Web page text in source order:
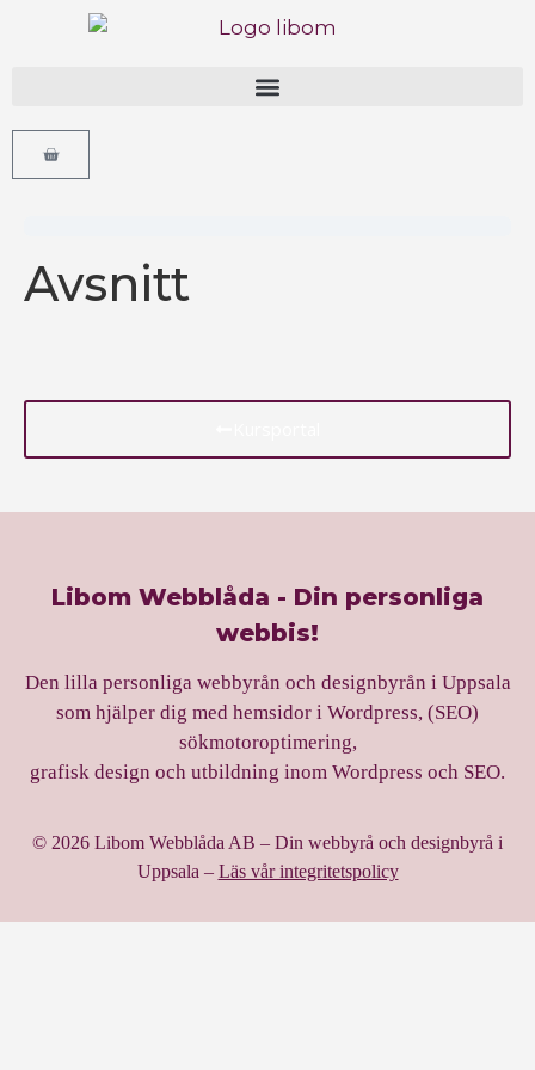
Avsnitt
Libom Webblåda - Din personliga
webbis!
Den lilla personliga webbyrån och designbyrån i Uppsala
som hjälper dig med hemsidor i Wordpress, (SEO)
sökmotoroptimering,
grafisk design och utbildning inom Wordpress och SEO.
© 2026 Libom Webblåda AB – Din webbyrå och designbyrå i
Uppsala – Läs vår integritetspolicy